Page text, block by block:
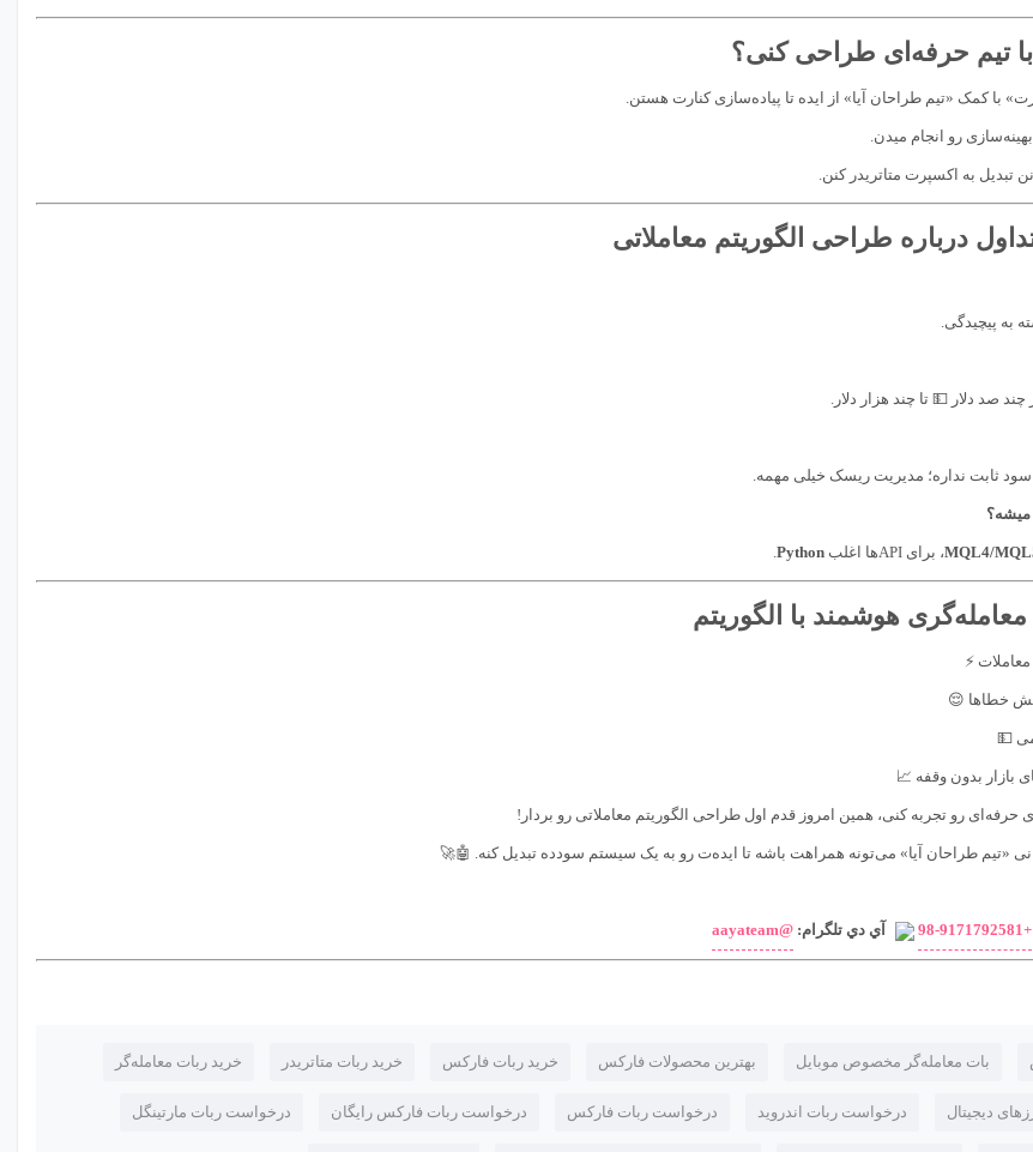
تیم حرفه‌ای طراحی کنی؟
با کمک «تیم طراحان آیا» از ایده تا پیاده‌سازی کنارت هستن.
رو انجام میدن.
تبدیل به اکسپرت متاتریدر کنن.
درباره طراحی الگوریتم معاملاتی
صد دلار 💵 تا چند هزار دلار.
ثابت نداره؛ مدیریت ریسک خیلی مهمه.
میشه؟
MQL4/، برای APIها اغلب Python
.
هوشمند با الگوریتم
⚡
خطاها 😌
💵
بازار بدون وقفه 📈
حرفه‌ای رو تجربه کنی، همین امروز قدم اول طراحی الگوریتم معاملاتی رو بردار!
«تیم طراحان آیا» می‌تونه همراهت باشه تا ایده‌ت رو به یک سیستم سودده تبدیل کنه. 🤖🚀
+98-9171792581 آي دي تلگرام:@aayateam
بات معامله‌گر مخصوص موبایل بهترین محصولات فارکس خرید ربات فارکس خرید ربات متاتریدر خرید ربات معامله‌گر
دیجیتال درخواست ربات اندروید درخواست ربات فارکس درخواست ربات فارکس رایگان درخواست ربات مارتینگل